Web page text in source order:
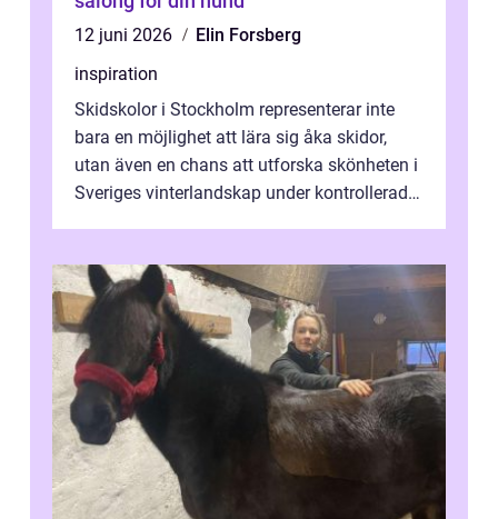
12 juni 2026
Elin Forsberg
inspiration
Skidskolor i Stockholm representerar inte
bara en möjlighet att lära sig åka skidor,
utan även en chans att utforska skönheten i
Sveriges vinterlandskap under kontrollerade